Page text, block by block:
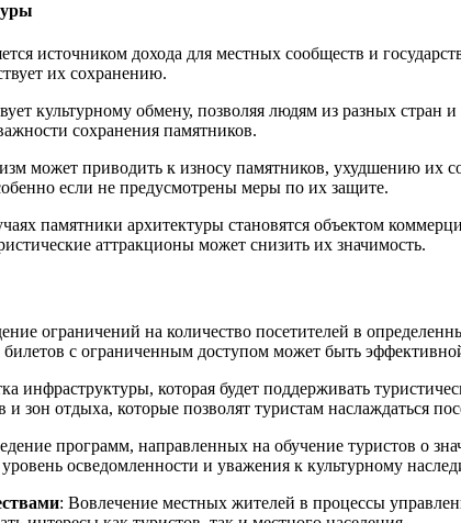
источником дохода для местных сообществ и
их сохранению.
культурному обмену, позволяя людям из разных стран
сохранения памятников.
может приводить к износу памятников, ухудшению их
если не предусмотрены меры по их защите.
памятники архитектуры становятся объектом
аттракционы может снизить их значимость.
ограничений на количество посетителей в
с ограниченным доступом может быть
инфраструктуры, которая будет поддерживать
зон отдыха, которые позволят туристам наслаждаться
программ, направленных на обучение туристов о
осведомленности и уважения к культурному
: Вовлечение местных жителей в процессы